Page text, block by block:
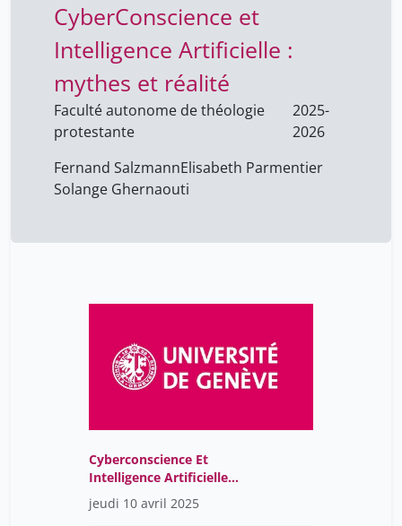
CyberConscience et
Intelligence Artificielle :
mythes et réalité
Faculté autonome de théologie
protestante
2025-
2026
Fernand SalzmannElisabeth Parmentier
Solange Ghernaouti
Cyberconscience Et
Intelligence Artificielle
Mythes Et Réalité
jeudi 10 avril 2025